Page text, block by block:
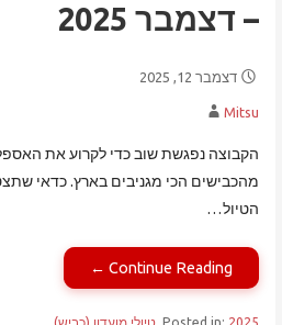
– דצמבר 2025
דצמבר 12, 2025
Mitsu
הקבוצה נפגשת שוב כדי לקרוע את
מהכבישים הכי מגניבים בארץ. כדאי
הטיול…
Continue Reading ←
Posted in: 2025
, טיולי מועדון (כביש)